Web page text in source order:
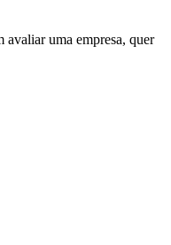
avaliar uma empresa, quer